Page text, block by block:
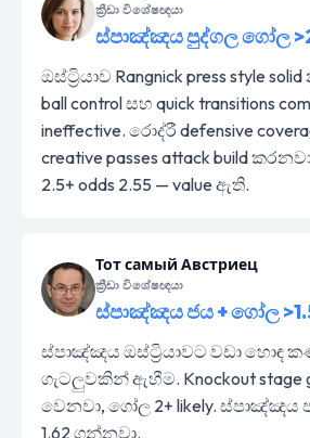
ක්‍රීඩා විශේෂඥයා
ස්පාඤ්ඤය පුද්ගල ගෝල
ඔස්ට්‍රියාව Rangnick press style
ball control සහ quick transitions
ineffective. රොද්රී defensive
creative passes attack build
2.5+ odds 2.55 — value ඇති.
Тот самый Австриец
ක්‍රීඩා විශේෂඥයා
ස්පාඤ්ඤය ජය + ගෝල
ස්පාඤ්ඤය ඔස්ට්‍රියාවට වඩා හොඳ
ගැටලුවකින් ඇහීම. Knockout stage
වෙනවා, ගෝල 2+ likely. ස්පාඤ්ඤය
1.62 ගන්නවා.